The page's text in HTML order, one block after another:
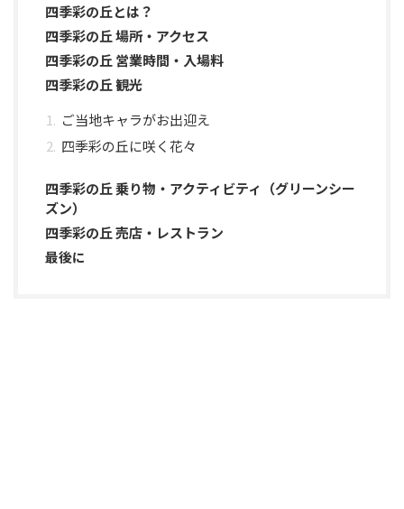
四季彩の丘とは？
四季彩の丘 場所・アクセス
四季彩の丘 営業時間・入場料
四季彩の丘 観光
ご当地キャラがお出迎え
四季彩の丘に咲く花々
四季彩の丘 乗り物・アクティビティ（グリーンシー
ズン）
四季彩の丘 売店・レストラン
最後に